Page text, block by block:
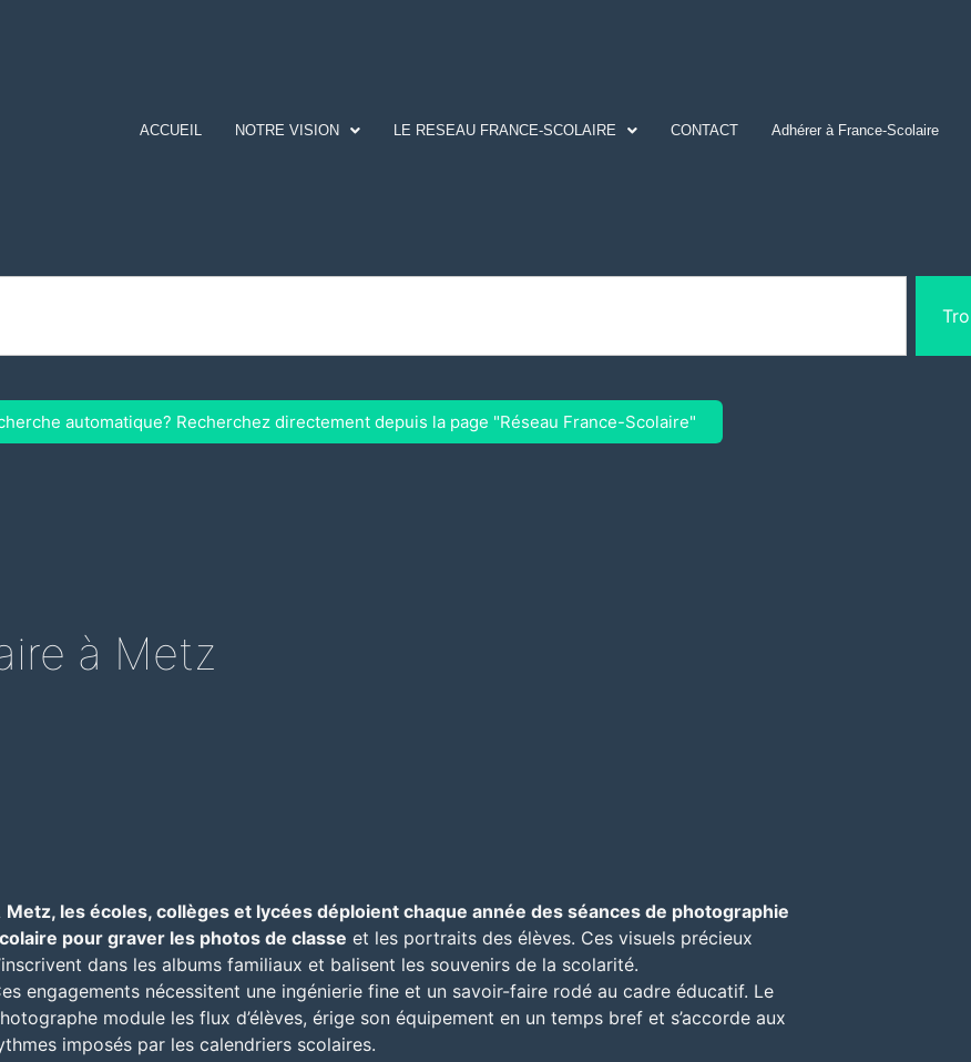
ACCUEIL NOTRE VISION LE RESEAU FRANCE-SCOLAIRE CONTACT Adhérer à France-Scolaire
automatique? Recherchez directement depuis la page "Réseau France-Scolaire"
à Metz
Metz, les écoles, collèges et lycées déploient chaque année des séances de photographie
pour graver les photos de classe et les portraits des élèves. Ces visuels précieux
dans les albums familiaux et balisent les souvenirs de la scolarité.
engagements nécessitent une ingénierie fine et un savoir-faire rodé au cadre éducatif. Le
module les flux d’élèves, érige son équipement en un temps bref et s’accorde aux
imposés par les calendriers scolaires.